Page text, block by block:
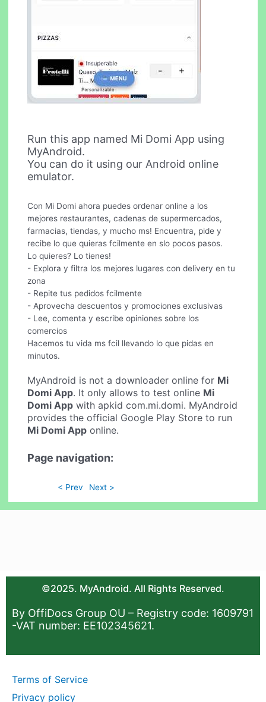
Run this app named Mi Domi App using
MyAndroid.
You can do it using our Android online
emulator.
Con Mi Domi ahora puedes ordenar online a los
mejores restaurantes, cadenas de supermercados,
farmacias, tiendas, y mucho ms! Encuentra, pide y
recibe lo que quieras fcilmente en slo pocos pasos.
Lo quieres? Lo tienes!
- Explora y filtra los mejores lugares con delivery en tu
zona
- Repite tus pedidos fcilmente
- Aprovecha descuentos y promociones exclusivas
- Lee, comenta y escribe opiniones sobre los
comercios
Hacemos tu vida ms fcil llevando lo que pidas en
minutos.
MyAndroid is not a downloader online for Mi
Domi App. It only allows to test online Mi
Domi App with apkid com.mi.domi. MyAndroid
provides the official Google Play Store to run
Mi Domi App online.
Page navigation:
< Prev Next >
©2025. MyAndroid. All Rights Reserved.
By OffiDocs Group OU – Registry code: 1609791
-VAT number: EE102345621.
Terms of Service
Privacy policy